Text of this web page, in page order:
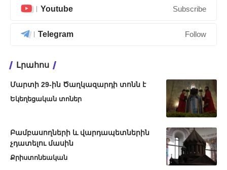
Youtube Subscribe
Telegram Follow
Լրահոս
Մարտի 29-ին Ծաղկազարդի տոնն է
Եկեղեցական տոներ
Բամբասողների և վարդապետներին
չդատելու մասին
Քրիստոնեական